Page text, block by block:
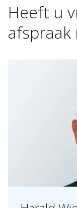
Heeft u
afspraak